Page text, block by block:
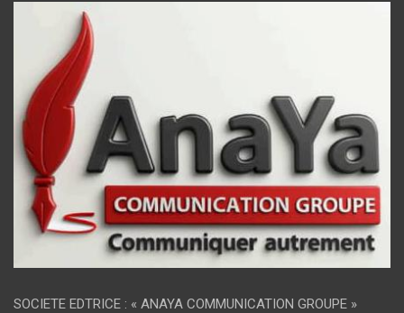
SOCIETE EDTRICE : « ANAYA COMMUNICATION GROUPE »